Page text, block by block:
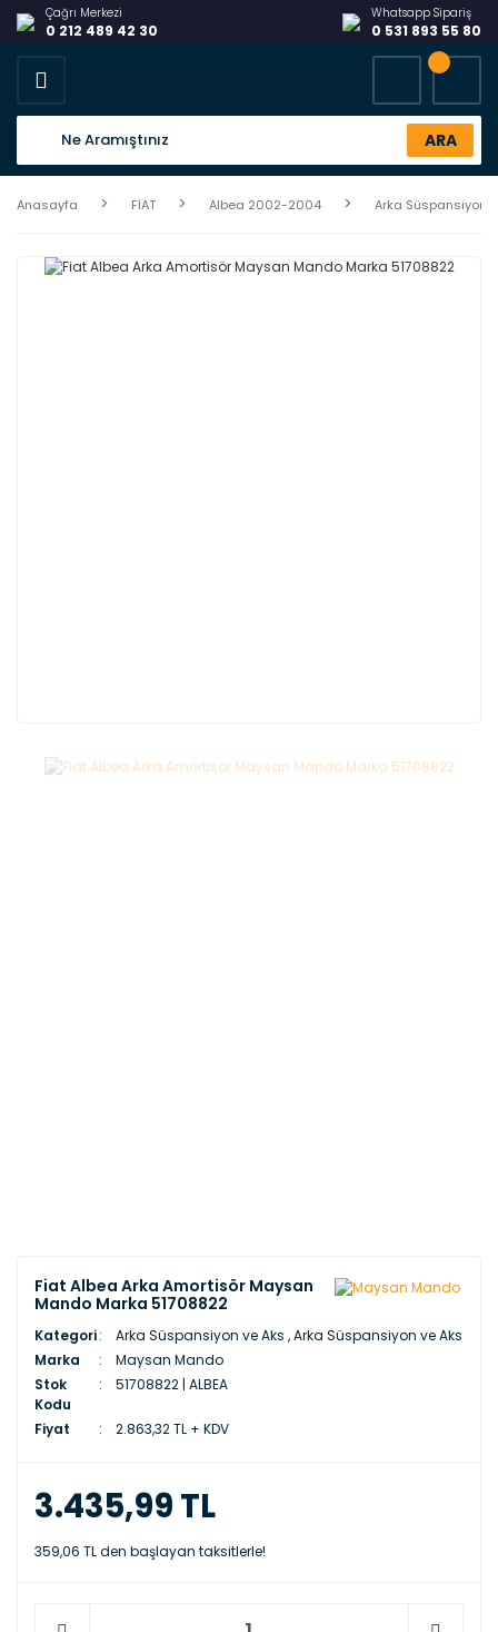
Çağrı Merkezi
0 212 489 42 30
Whatsapp Sipariş
0 531 893 55 80
ARA
Anasayfa FİAT Albea 2002-2004 Arka Süspansiyon
Fiat Albea Arka Amortisör Maysan
Mando Marka 51708822
Kategori Arka Süspansiyon ve Aks ,Arka Süspansiyon ve Aks
Marka
Maysan Mando
Stok
Kodu
51708822 | ALBEA
Fiyat 2.863,32 TL + KDV
3.435,99 TL
359,06 TL den başlayan taksitlerle!